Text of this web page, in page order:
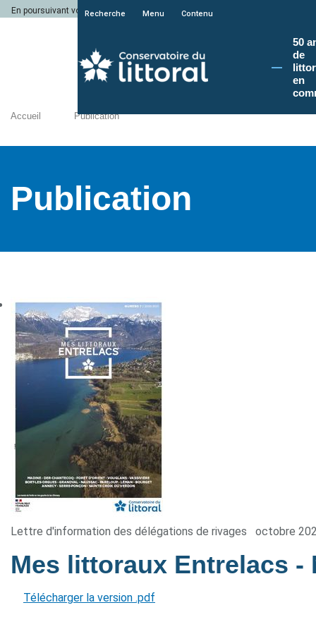
En poursuivant votre navigation sur le site du Conservatoire du littoral, vous
Recherche Menu Contenu
50
de
en
Accueil Publication
Publication
Lettre d'information des délégations de rivages octobre
Mes littoraux Entrelacs -
Télécharger la version .pdf